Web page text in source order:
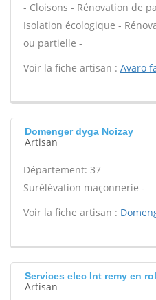
- Cloisons - Rénovation de
Isolation écologique -
ou partielle -
Voir la fiche artisan : Avaro
Domenger dyga Noizay
Artisan
Département: 37
Surélévation maçonnerie -
Voir la fiche artisan :
Services elec Int remy en
Artisan